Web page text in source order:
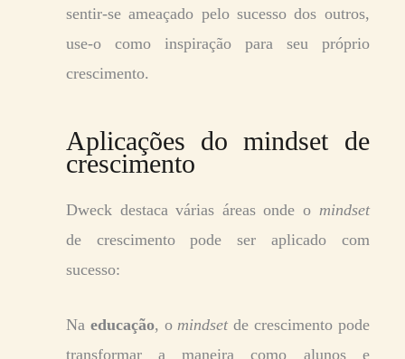
sentir-se ameaçado pelo sucesso dos outros,
use-o como inspiração para seu próprio
crescimento.
Aplicações do mindset de
crescimento
Dweck destaca várias áreas onde o mindset
de crescimento pode ser aplicado com
sucesso:
Na educação, o mindsetde crescimento pode
transformar a maneira como alunos e